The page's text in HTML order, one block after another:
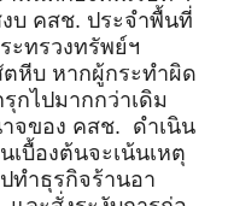
บ คสช. ประจำพื้นที่
ทรวงทรัพย์ฯ
ตหีบ หากผู้กระทำผิด
กไปมากกว่าเดิม
จของ คสช. ดำเนิน
บื้องต้นจะเน้นเหตุ
ทำธุรกิจร้านอา